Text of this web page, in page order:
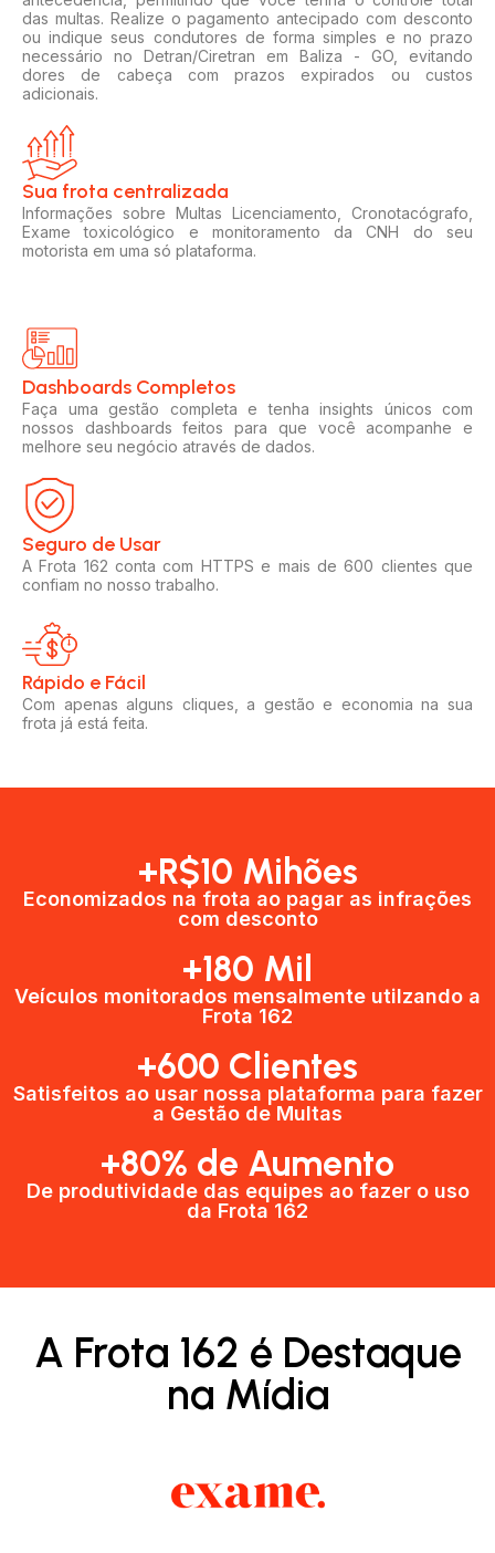
das multas. Realize o pagamento antecipado com desconto
ou indique seus condutores de forma simples e no prazo
necessário no Detran/Ciretran em Baliza - GO, evitando
dores de cabeça com prazos expirados ou custos
adicionais.
Sua frota centralizada​
Informações sobre Multas Licenciamento, Cronotacógrafo,
Exame toxicológico e monitoramento da CNH do seu
motorista em uma só plataforma.
Dashboards Completos​​
Faça uma gestão completa e tenha insights únicos com
nossos dashboards feitos para que você acompanhe e
melhore seu negócio através de dados.
Seguro de Usar​
A Frota 162 conta com HTTPS e mais de 600 clientes que
confiam no nosso trabalho.
Rápido e Fácil​
Com apenas alguns cliques, a gestão e economia na sua
frota já está feita.
+R$10 Mihões
Economizados na frota ao pagar as infrações
com desconto
+180 Mil
Veículos monitorados mensalmente utilzando a
Frota 162
+600 Clientes​
Satisfeitos ao usar nossa plataforma para fazer
a Gestão de Multas​
+80% de Aumento
De produtividade das equipes ao fazer o uso
da Frota 162​
A Frota 162 é Destaque
na Mídia